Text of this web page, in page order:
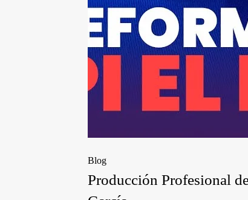
Blog
Producción Profesional